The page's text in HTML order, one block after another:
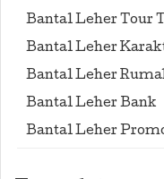
Bantal Leher Tour
Bantal Leher
Bantal Leher
Bantal Leher Bank
Bantal Leher